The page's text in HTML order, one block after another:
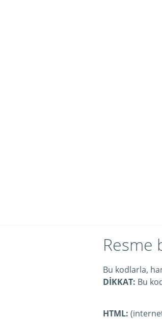
Resme
Bu kodlarla,
DİKKAT: Bu
HTML: